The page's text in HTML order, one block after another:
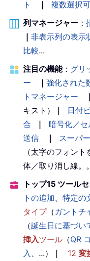
ト
｜ 複数選択
列マネージャー ：
｜ 非表示列の表示
比較...
注目の機能： グリ
ー
｜ 強化された
トマネージャー
｜
キスト）
｜ 日付
合
｜ 暗号化／
送信
｜ スーパ
（太字のフォン
体／取り消し線。
トップ15 ツール
トの追加、 特定の
タイプ（ ガントチ
（誕生日に基づい
挿入ツール （QR
入 、...） ｜ 12 変